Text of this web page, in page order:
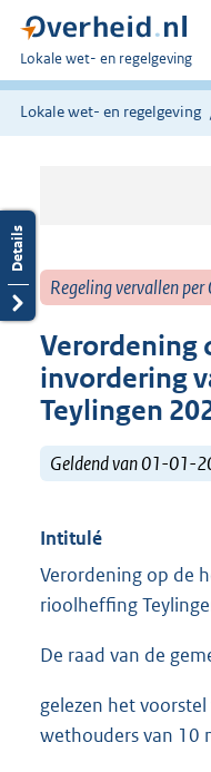
U
bent
hier:
Lokale wet- en regelgeving
Lokale wet- en regelgeving
Regeling vervallen
Verordening
invordering
Teylingen
Geldend van 01-01-
Intitulé
Verordening op de
rioolheffing
De raad van de
gelezen het
wethouders van 10